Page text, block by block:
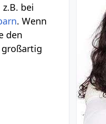
bei
. Wenn
den
großartig